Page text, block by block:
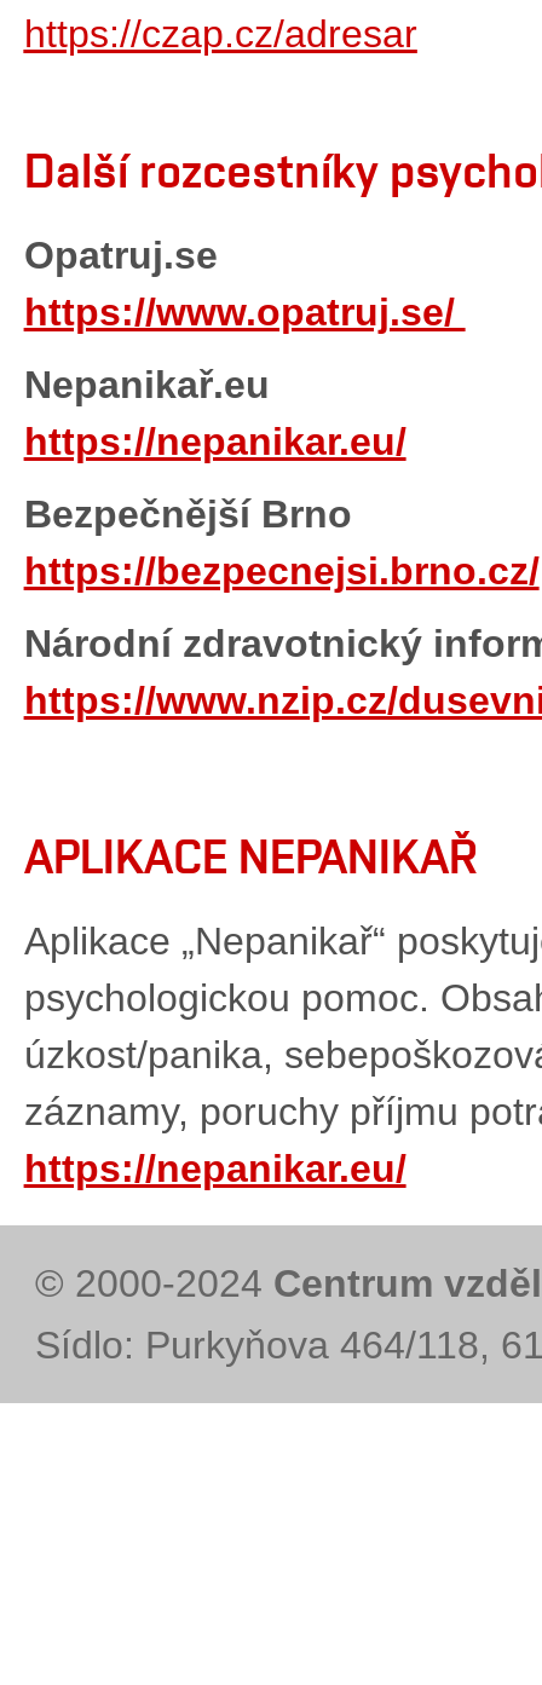
https://czap.cz/adresar
Další rozcestníky
Opatruj.se
https://www.opatruj.se/
Nepanikař.eu
https://nepanikar.eu/
Bezpečnější Brno
https://bezpecnejsi.brno.cz/
Národní zdravotnický
https://www.nzip.cz/
APLIKACE NEPANIKAŘ
Aplikace „Nepanikař“
psychologickou pomoc.
úzkost/panika,
záznamy, poruchy příjmu
https://nepanikar.eu/
© 2000-2024 Centrum
Sídlo: Purkyňova 464/118,